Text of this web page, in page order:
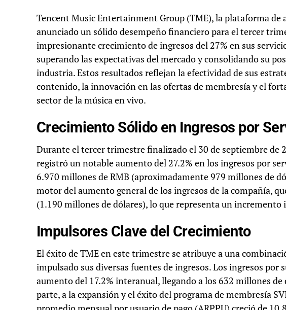
Tencent Music Entertainment Group (TME), la plataforma de
anunciado un sólido desempeño financiero para el tercer
impresionante crecimiento de ingresos del 27% en sus
superando las expectativas del mercado y consolidando su
industria. Estos resultados reflejan la efectividad de sus
contenido, la innovación en las ofertas de membresía y el
sector de la música en vivo.
Crecimiento Sólido en Ingresos por
Durante el tercer trimestre finalizado el 30 de septiembre de
registró un notable aumento del 27.2% en los ingresos por
6.970 millones de RMB (aproximadamente 979 millones de
motor del aumento general de los ingresos de la compañía,
(1.190 millones de dólares), lo que representa un incremento
Impulsores Clave del Crecimiento
El éxito de TME en este trimestre se atribuye a una
impulsado sus diversas fuentes de ingresos. Los ingresos
aumento del 17.2% interanual, llegando a los 632 millones
parte, a la expansión y el éxito del programa de membresía